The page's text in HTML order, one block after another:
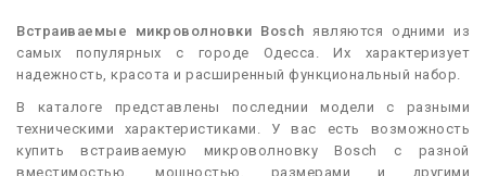
Встраиваемые микроволновки Bosch являются одними из
самых популярных с городе Одесса. Их характеризует
надежность, красота и расширенный функциональный набор.
В каталоге представлены последнии модели с разными
техническими характеристиками. У вас есть возможность
купить встраиваемую микроволновку Bosch с разной
вместимостью, мощностью, размерами и другими